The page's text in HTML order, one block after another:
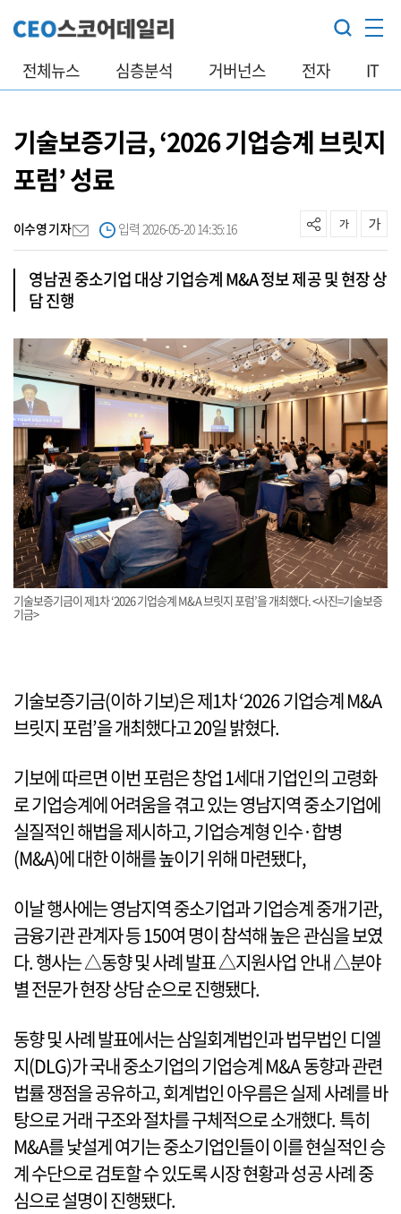
전체뉴스 심층분석 거버넌스 전자 IT
기술보증기금, ‘2026 기업승계 브릿지
포럼’ 성료
이수영 기자 입력 2026-05-20 14:35:16
영남권 중소기업 대상 기업승계 M&A 정보 제공 및 현장 상
담 진행
기술보증기금이 제1차 ‘2026 기업승계 M&A 브릿지 포럼’을 개최했다. <사진=기술보증
기금>
기술보증기금(이하 기보)은 제1차 ‘2026 기업승계 M&A
브릿지 포럼’을 개최했다고 20일 밝혔다.
기보에 따르면 이번 포럼은 창업 1세대 기업인의 고령화
로 기업승계에 어려움을 겪고 있는 영남지역 중소기업에
실질적인 해법을 제시하고, 기업승계형 인수·합병
(M&A)에 대한 이해를 높이기 위해 마련됐다,
이날 행사에는 영남지역 중소기업과 기업승계 중개기관,
금융기관 관계자 등 150여 명이 참석해 높은 관심을 보였
다. 행사는 △동향 및 사례 발표 △지원사업 안내 △분야
별 전문가 현장 상담 순으로 진행됐다.
동향 및 사례 발표에서는 삼일회계법인과 법무법인 디엘
지(DLG)가 국내 중소기업의 기업승계 M&A 동향과 관련
법률 쟁점을 공유하고, 회계법인 아우름은 실제 사례를 바
탕으로 거래 구조와 절차를 구체적으로 소개했다. 특히
M&A를 낯설게 여기는 중소기업인들이 이를 현실적인 승
계 수단으로 검토할 수 있도록 시장 현황과 성공 사례 중
심으로 설명이 진행됐다.